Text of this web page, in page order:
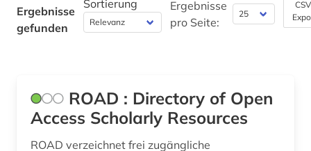
Soziologie (0)
Theologie und Religionswissenschaften (0)
Werkstoffwissenschaften und
Fertigungstechnik (1)
Ergebnisse
gefunden
Sortierung
Ergebnisse
pro Seite:
ROAD : Directory of Open
Access Scholarly Resources
ROAD verzeichnet frei zugängliche